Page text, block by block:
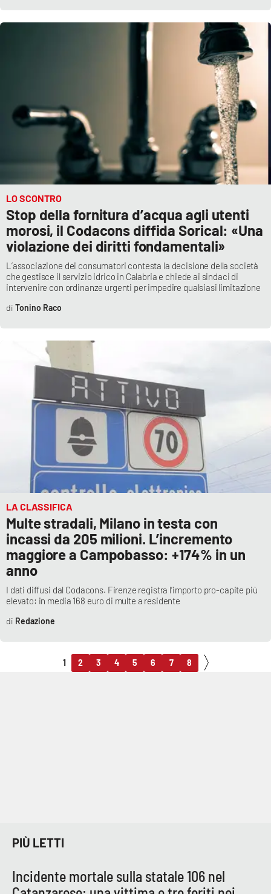
LO SCONTRO
Stop della fornitura d’acqua agli utenti
morosi, il Codacons diffida Sorical: «Una
violazione dei diritti fondamentali»
L’associazione dei consumatori contesta la decisione della società
che gestisce il servizio idrico in Calabria e chiede ai sindaci di
intervenire con ordinanze urgenti per impedire qualsiasi limitazione
Tonino Raco
LA CLASSIFICA
Multe stradali, Milano in testa con
incassi da 205 milioni. L’incremento
maggiore a Campobasso: +174% in un
anno
I dati diffusi dal Codacons. Firenze registra l’importo pro-capite più
elevato: in media 168 euro di multe a residente
Redazione
1 2 3 4 5 6 7 8
PIÙ LETTI
Incidente mortale sulla statale 106 nel